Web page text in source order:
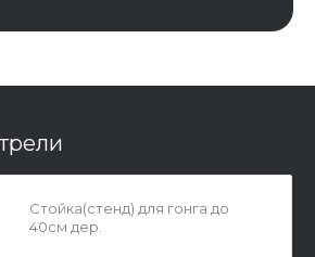
Стойка(стенд) для гонга до
40см дер.